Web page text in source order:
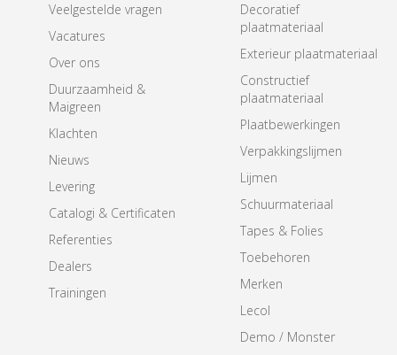
Veelgestelde vragen
Vacatures
Over ons
Duurzaamheid &
Maigreen
Klachten
Nieuws
Levering
Catalogi & Certificaten
Referenties
Dealers
Trainingen
Decoratief
plaatmateriaal
Exterieur plaatmateriaal
Constructief
plaatmateriaal
Plaatbewerkingen
Verpakkingslijmen
Lijmen
Schuurmateriaal
Tapes & Folies
Toebehoren
Merken
Lecol
Demo / Monster